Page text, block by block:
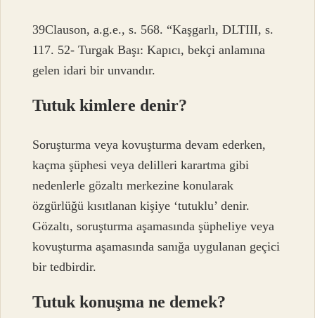
39Clauson, a.g.e., s. 568. “Kaşgarlı, DLTIII, s.
117. 52- Turgak Başı: Kapıcı, bekçi anlamına
gelen idari bir unvandır.
Tutuk kimlere denir?
Soruşturma veya kovuşturma devam ederken,
kaçma şüphesi veya delilleri karartma gibi
nedenlerle gözaltı merkezine konularak
özgürlüğü kısıtlanan kişiye ‘tutuklu’ denir.
Gözaltı, soruşturma aşamasında şüpheliye veya
kovuşturma aşamasında sanığa uygulanan geçici
bir tedbirdir.
Tutuk konuşma ne demek?